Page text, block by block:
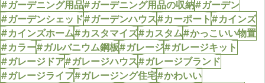
#ガーデニング用品#ガーデニング用品の収納#ガーデン
#ガーデンシェッド#ガーデンハウス#カーポート#カインズ
#カインズホーム#カスタマイズ#カスタム#かっこいい物置
#カラー#ガルバニウム鋼板#ガレージ#ガレージキット
#ガレージドア#ガレージハウス#ガレージブランド
#ガレージライフ#ガレージング住宅#かわいい